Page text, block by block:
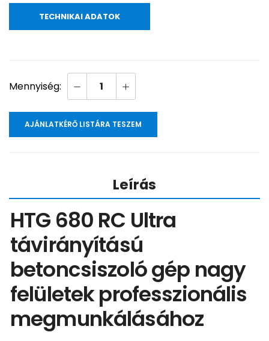
TECHNIKAI ADATOK
AJÁNLATKÉRŐ LISTÁRA TESZEM
Leírás
HTG 680 RC Ultra
távirányítású
betoncsiszoló gép nagy
felületek professzionális
megmunkálásához